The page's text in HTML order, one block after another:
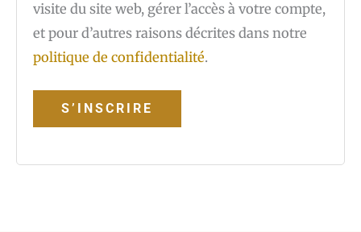
visite du site web, gérer l’accès à votre compte,
et pour d’autres raisons décrites dans notre
politique de confidentialité.
S’INSCRIRE